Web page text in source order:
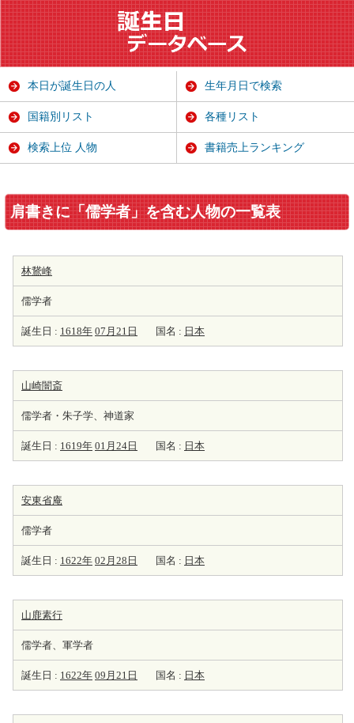
肩書きに「儒学者」を含む人物の一覧表
林鵞峰
儒学者
誕生日 : 1618年 07月21日 国名 : 日本
山崎闇斎
儒学者・朱子学、神道家
誕生日 : 1619年 01月24日 国名 : 日本
安東省庵
儒学者
誕生日 : 1622年 02月28日 国名 : 日本
山鹿素行
儒学者、軍学者
誕生日 : 1622年 09月21日 国名 : 日本
本日が誕生日の人 生年月日で検索
国籍別リスト 各種リスト
検索上位 人物 書籍売上ランキング